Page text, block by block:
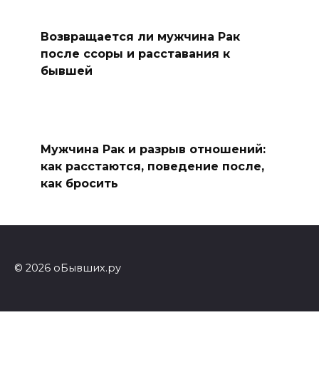
Возвращается ли мужчина Рак
после ссоры и расставания к
бывшей
Мужчина Рак и разрыв отношений:
как расстаются, поведение после,
как бросить
© 2026 оБывших.ру